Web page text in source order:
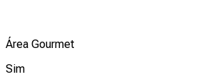
Área Gourmet
Sim